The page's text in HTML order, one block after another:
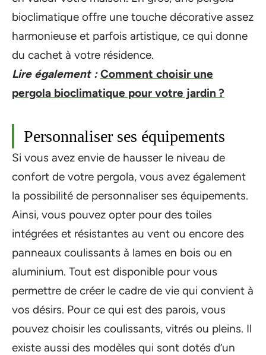
bioclimatique offre une touche décorative assez
harmonieuse et parfois artistique, ce qui donne
du cachet à votre résidence.
Lire également : Comment choisir une
pergola bioclimatique pour votre jardin ?
Personnaliser ses équipements
Si vous avez envie de hausser le niveau de
confort de votre pergola, vous avez également
la possibilité de personnaliser ses équipements.
Ainsi, vous pouvez opter pour des toiles
intégrées et résistantes au vent ou encore des
panneaux coulissants à lames en bois ou en
aluminium. Tout est disponible pour vous
permettre de créer le cadre de vie qui convient à
vos désirs. Pour ce qui est des parois, vous
pouvez choisir les coulissants, vitrés ou pleins. Il
existe aussi des modèles qui sont dotés d’un